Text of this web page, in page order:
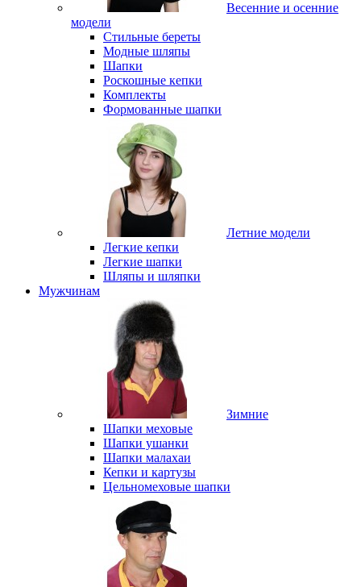
Весенние и осенние
модели
Стильные береты
Модные шляпы
Шапки
Роскошные кепки
Комплекты
Формованные шапки
Летние модели
Легкие кепки
Легкие шапки
Шляпы и шляпки
Мужчинам
Зимние
Шапки меховые
Шапки ушанки
Шапки малахаи
Кепки и картузы
Цельномеховые шапки